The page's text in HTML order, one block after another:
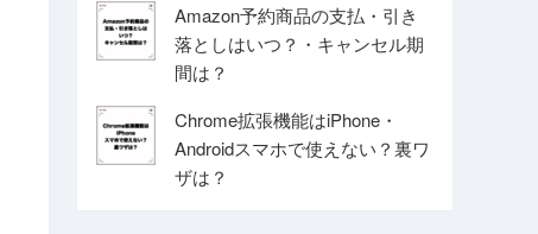
Amazon予約商品の支払・引き
落としはいつ？・キャンセル期
間は？
Chrome拡張機能はiPhone・
Androidスマホで使えない？裏ワ
ザは？